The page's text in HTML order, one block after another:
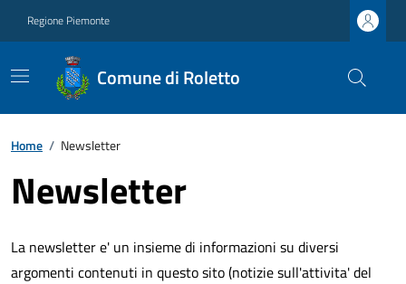
Regione Piemonte
Comune di Roletto
Home / Newsletter
Newsletter
La newsletter e' un insieme di informazioni su diversi
argomenti contenuti in questo sito (notizie sull'attivita' del